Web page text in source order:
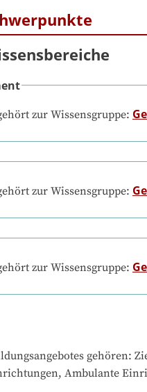
zur Wissensgruppe:
zur Wissensgruppe:
zur Wissensgruppe:
gehören:
Ambulante